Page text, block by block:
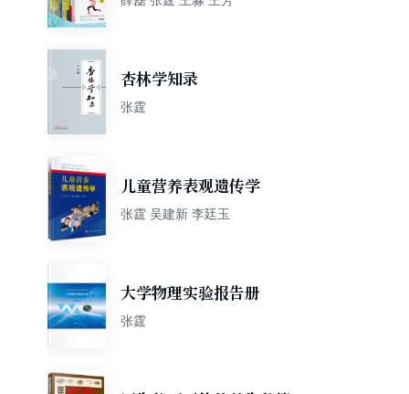
杏林学知录
张霆
儿童营养表观遗传学
张霆 吴建新 李廷玉
大学物理实验报告册
张霆